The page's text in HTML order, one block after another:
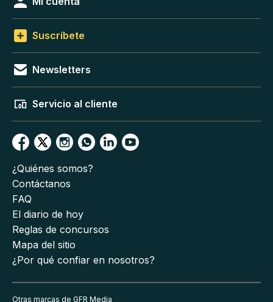
Suscríbete
Newsletters
Servicio al cliente
¿Quiénes somos?
Contáctanos
FAQ
El diario de hoy
Reglas de concursos
Mapa del sitio
¿Por qué confiar en nosotros?
Otras marcas de GFR Media